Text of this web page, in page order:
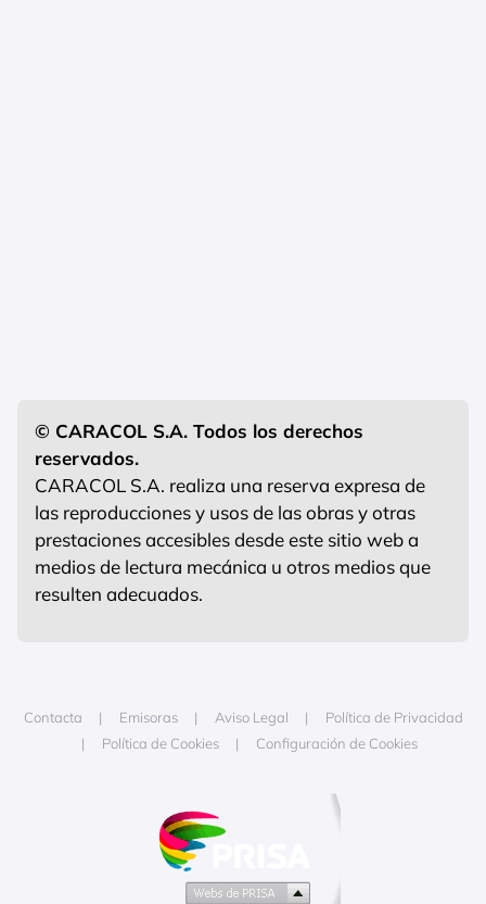
© CARACOL S.A. Todos los derechos
reservados.
CARACOL S.A. realiza una reserva expresa de
las reproducciones y usos de las obras y otras
prestaciones accesibles desde este sitio web a
medios de lectura mecánica u otros medios que
resulten adecuados.
Contacta Emisoras Aviso Legal
Política de Privacidad
Política de Cookies
Configuración de Cookies